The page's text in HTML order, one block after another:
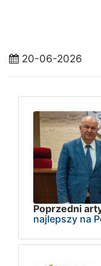
20-06-2026
Poprzedni
najlepszy na